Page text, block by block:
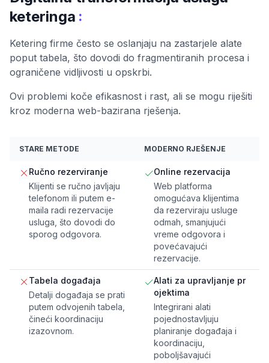
keteringa :
Ketering firme često se oslanjaju na zastarjele alate
poput tabela, što dovodi do fragmentiranih procesa i
ograničene vidljivosti u opskrbi.
Ovi problemi koče efikasnost i rast, ali se mogu riješiti
kroz moderna web-bazirana rješenja.
STARE METODE MODERNO RJEŠENJE
Ručno rezerviranje
Klijenti se ručno javljaju
telefonom ili putem e-
maila radi rezervacije
usluga, što dovodi do
sporog odgovora.
Online rezervacija
Web platforma
omogućava klijentima
da rezerviraju usluge
odmah, smanjujući
vreme odgovora i
povećavajući
rezervacije.
Tabela događaja
Detalji događaja se prati
putem odvojenih tabela,
čineći koordinaciju
izazovnom.
Alati za upravljanje pr
ojektima
Integrirani alati
pojednostavljuju
planiranje događaja i
koordinaciju,
poboljšavajući